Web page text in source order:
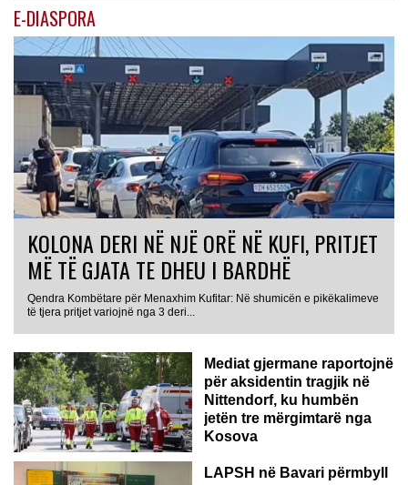
E-DIASPORA
KOLONA DERI NË NJË ORË NË KUFI, PRITJET
MË TË GJATA TE DHEU I BARDHË
Qendra Kombëtare për Menaxhim Kufitar: Në shumicën e pikëkalimeve
të tjera pritjet variojnë nga 3 deri...
GJERMANI
Mediat gjermane raportojnë
për aksidentin tragjik në
Nittendorf, ku humbën
jetën tre mërgimtarë nga
Kosova
LAPSH në Bavari përmbyll